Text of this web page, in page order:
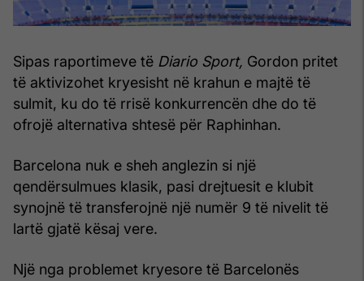
Sipas raportimeve të Diario Sport, Gordon pritet
të aktivizohet kryesisht në krahun e majtë të
sulmit, ku do të rrisë konkurrencën dhe do të
ofrojë alternativa shtesë për Raphinhan.
Barcelona nuk e sheh anglezin si një
qendërsulmues klasik, pasi drejtuesit e klubit
synojnë të transferojnë një numër 9 të nivelit të
lartë gjatë kësaj vere.
Një nga problemet kryesore të Barcelonës